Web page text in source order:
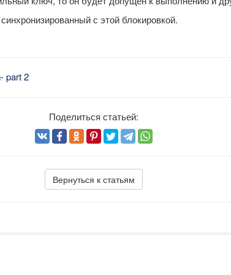
с этой блокировкой.
part 2
Поделиться статьей:
Вернуться к статьям